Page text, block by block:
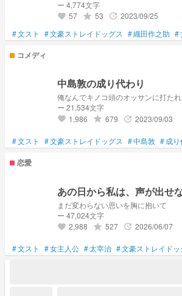
ー 4,774文字
favorite 57 grade 53 update 2023/09/25
#文スト #文豪ストレイドッグス #織田作之助 #
コメディ
中島敦の成り代わり
俺なんでキノコ頭のオッサンに打た
ー 21,534文字
favorite 1,986 grade 679 update 2023/09/03
#文スト #文豪ストレイドッグス #中島敦 #成り
恋愛
あの日から私は、声が出せ
まだ変わらない思いを胸に抱いて
ー 47,024文字
favorite 2,988 grade 527 update 2026/06/07
#文スト #女主人公 #太宰治 #文豪ストレイドッ